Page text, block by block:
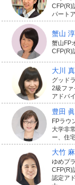
は、けがをした
ります。そんな
りる補償がつい
自転車を運転し
た、手術をした
にも保険がおり
とぶつかってけ
象になる自転車
CFP(R)
パート
蟹山
蟹山FP
CFP(R)
大川
グッド
2級ファ
アドバ
豊田
FPラウ
大学非
ー、住
大竹
ゆめプ
CFP(R)
認定ア